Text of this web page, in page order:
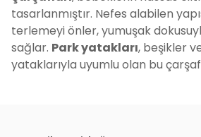
tasarlanmıştır. Nefes alabilen
terlemeyi önler, yumuşak
sağlar. Park yatakları, beşikler
yataklarıyla uyumlu olan bu